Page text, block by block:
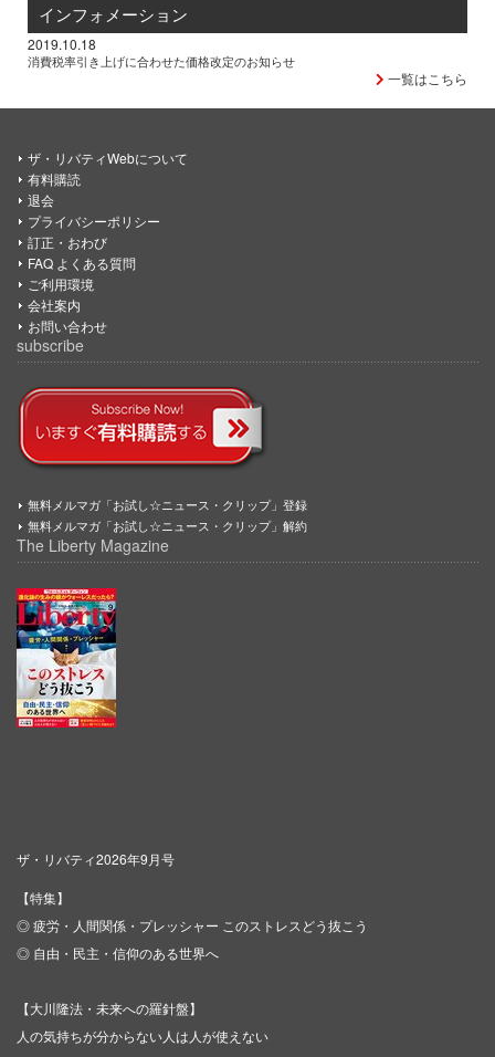
インフォメーション
2019.10.18
消費税率引き上げに合わせた価格改定のお知らせ
一覧はこちら
ザ・リバティWebについて
有料購読
退会
プライバシーポリシー
訂正・おわび
FAQ よくある質問
ご利用環境
会社案内
お問い合わせ
subscribe
無料メルマガ「お試し☆ニュース・クリップ」登録
無料メルマガ「お試し☆ニュース・クリップ」解約
The Liberty Magazine
ザ・リバティ2026年9月号
【特集】
◎ 疲労・人間関係・プレッシャー このストレスどう抜こう
◎ 自由・民主・信仰のある世界へ
【大川隆法・未来への羅針盤】
人の気持ちが分からない人は人が使えない